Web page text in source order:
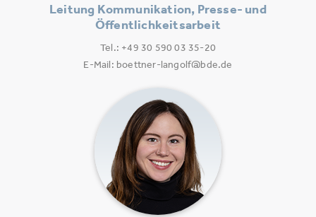
Leitung Kommunikation, Presse- und
Öffentlichkeitsarbeit
Tel.: +49 30 590 03 35-20
E-Mail: boettner-langolf@bde.de